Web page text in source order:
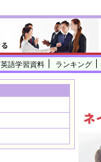
英語学習資料 ランキング